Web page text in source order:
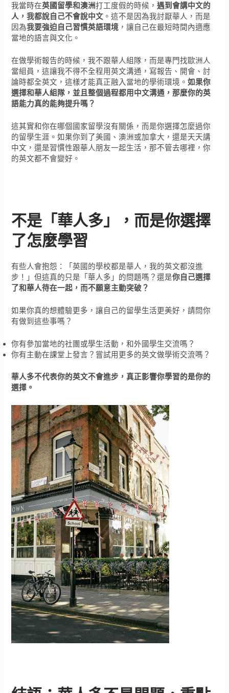
我當時在英國留學和澳洲打工度假的時候，遇到會講中文的
人，我都說自己不會說中文 。這不是因為我討厭華人，而是
因為我要強迫自己習慣英語環境 ，讓自己在最短時間內適應
當地的語言與文化。
在做學術報告的時候，我不跟華人組隊，而是專門找歐洲人
當組員，這讓我不得不全程用英文溝通，寫報告、開會、討
論時都全英文，這樣才能真正融入當地的學術環境。如果你
選擇和華人組隊，並且整個過程都用中文溝通，那麼你的英
語能力真的能夠提升嗎？
這其實和你在哪個國家留學沒有關係，而是你選擇怎麼過你
的留學生涯。如果你到了美國、澳洲或加拿大，還是天天講
中文，還是習慣性跟華人朋友一起生活，那不管去哪裡，你
的英文都不會變好。
不是「華人多」，而是你選擇
了怎麼學習
有些人會抱怨：「英國的學校都是華人，我的英文都沒進
步！」但這真的只是「華人多」的問題嗎？還是你自己選擇
了和華人待在一起，而不願意主動突破？
如果你真的想體驗更多，讓自己的留學生活更美好，請問你
有做到這些事嗎？
你有參加當地的社團或學生活動，和外國學生交流嗎？
你有主動在課堂上發言？嘗試用更多的英文做學術交流嗎？
華人多不代表你的英文不會進步，真正影響你學習的是你的
選擇。